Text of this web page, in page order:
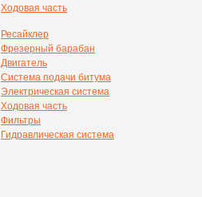
Ходовая часть
Ресайклер
Фрезерный барабан
Двигатель
Система подачи битума
Электрическая система
Ходовая часть
Фильтры
Гидравлическая система